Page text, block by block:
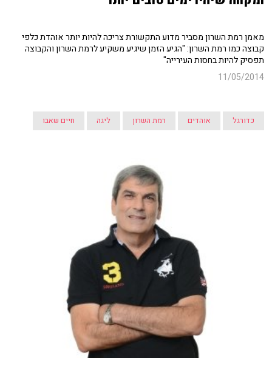
מאמן רמת השרון מסביר מדוע התקשורת צריכה להיות יותר אוהדת כלפי
קבוצה כמו רמת השרון: "הגיע הזמן שיגיע משקיע לרמת השרון והקבוצה
תפסיק להיות בחסות העירייה"
11/05/2014
כדורגל אוהדים רמת השרון ליגה חיים שאבו